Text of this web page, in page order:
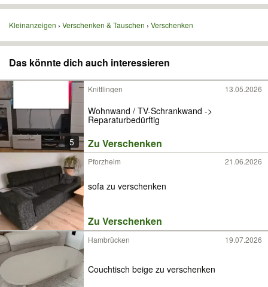
Kleinanzeigen Verschenken & Tauschen Verschenken
Das könnte dich auch interessieren
5
Knittlingen 13.05.2026
Wohnwand / TV-Schrankwand ->
Reparaturbedürftig
Zu Verschenken
Pforzheim 21.06.2026
sofa zu verschenken
Zu Verschenken
Hambrücken 19.07.2026
Couchtisch beige zu verschenken